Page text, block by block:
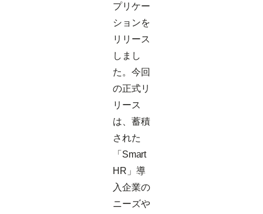
プリケー
ションを
リリース
しまし
た。今回
の正式リ
リース
は、蓄積
された
「Smart
HR」導
入企業の
ニーズや